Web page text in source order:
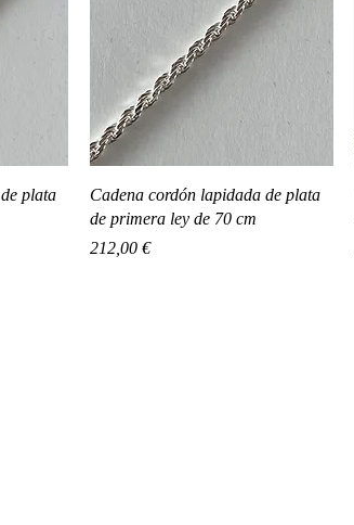
plata
Vista rápida
Cadena cordón lapidada de plata
de primera ley de 70 cm
Precio
212,00 €